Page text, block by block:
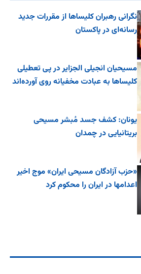
نگرانی رهبران کلیساها از مقررات جدید
رسانه‌ای در پاکستان
مسیحیان انجیلی الجزایر در پی تعطیلی
کلیساها به عبادت مخفیانه روی آورده‌اند
یونان: کشف جسد مُبشر مسیحی
بریتانیایی در چمدان
«حزب آزادگان مسیحی ایران» موج اخیر
اعدامها در ایران را محکوم کرد